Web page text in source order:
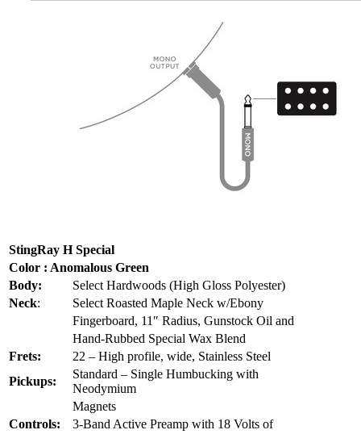
StingRay H Special
Color : Anomalous Green
Body:
Select Hardwoods (High Gloss Polyester)
Neck:
Select Roasted Maple Neck w/Ebony
Fingerboard, 11″ Radius, Gunstock Oil and
Hand-Rubbed Special Wax Blend
Frets:
22 – High profile, wide, Stainless Steel
Pickups:
Standard – Single Humbucking with
Neodymium
Magnets
Controls:
3-Band Active Preamp with 18 Volts of